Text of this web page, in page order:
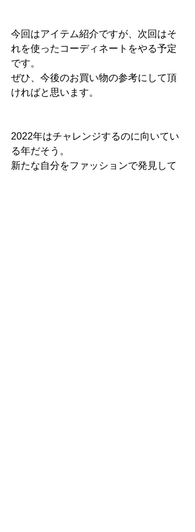
今回はアイテム紹介ですが、次回はそ
れを使ったコーディネートをやる予定
です。
ぜひ、今後のお買い物の参考にして頂
ければと思います。
2022年はチャレンジするのに向いてい
る年だそう。
新たな自分をファッションで発見して